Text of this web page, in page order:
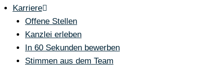
Karriere
Offene Stellen
Kanzlei erleben
In 60 Sekunden bewerben
Stimmen aus dem Team